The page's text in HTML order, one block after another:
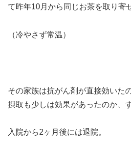
て昨年10月から同じお茶を取り寄
（冷やさず常温）
その家族は抗がん剤が直接効いた
摂取も少しは効果があったのか、
入院から2ヶ月後には退院。